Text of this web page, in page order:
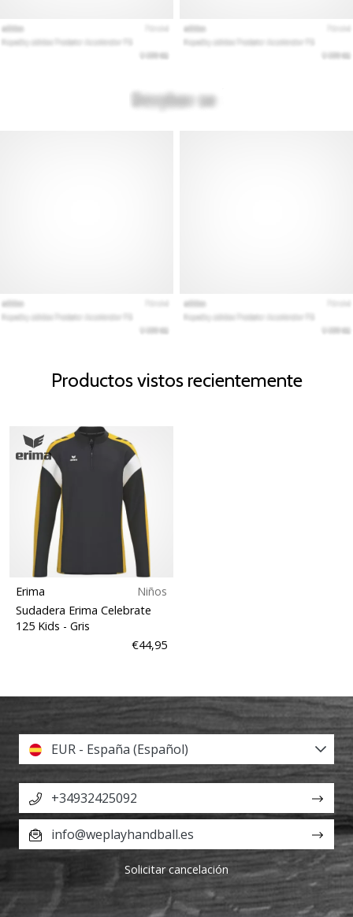
Productos vistos recientemente
Erima
Niños
Sudadera Erima Celebrate
125 Kids - Gris
€44,95
EUR - España (Español)
+34932425092
info@weplayhandball.es
Solicitar cancelación